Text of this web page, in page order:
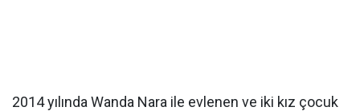
2014 yılında Wanda Nara ile evlenen ve iki kız çocuk